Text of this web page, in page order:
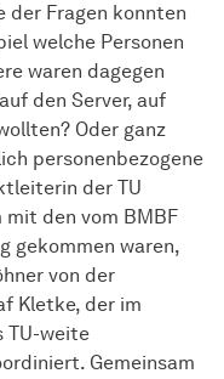
der Fragen konnten
welche Personen
waren dagegen
den Server, auf
Oder ganz
personenbezogene
der TU
den vom BMBF
gekommen waren,
von der
Kletke, der im
TU-weite
Gemeinsam